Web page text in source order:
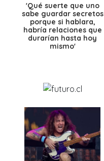
'Qué suerte que uno
sabe guardar secretos
porque si hablara,
habría relaciones que
durarían hasta hoy
mismo'